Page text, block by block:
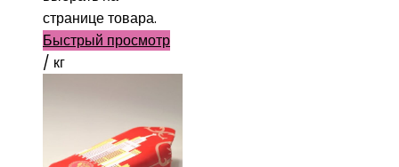
странице товара.
Быстрый просмотр
/ кг